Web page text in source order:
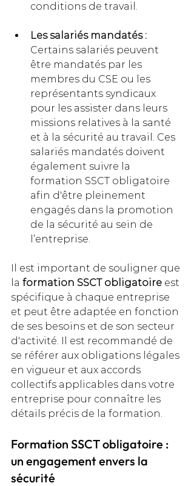
conditions de travail.
Les salariés mandatés :
Certains salariés peuvent
être mandatés par les
membres du CSE ou les
représentants syndicaux
pour les assister dans leurs
missions relatives à la santé
et à la sécurité au travail. Ces
salariés mandatés doivent
également suivre la
formation SSCT obligatoire
afin d'être pleinement
engagés dans la promotion
de la sécurité au sein de
l’entreprise.
Il est important de souligner que
la formation SSCT obligatoire est
spécifique à chaque entreprise
et peut être adaptée en fonction
de ses besoins et de son secteur
d'activité. Il est recommandé de
se référer aux obligations légales
en vigueur et aux accords
collectifs applicables dans votre
entreprise pour connaître les
détails précis de la formation.
Formation SSCT obligatoire :
un engagement envers la
sécurité